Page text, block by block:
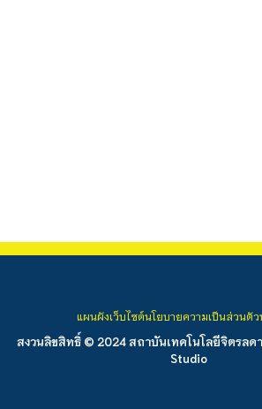
สงวนลิขสิทธิ์ © 2024 สถาบันเทคโนโลยีจิตรลดา
Studio
แผนผังเว็บไซต์นโยบายความเป็นส่วนตัว